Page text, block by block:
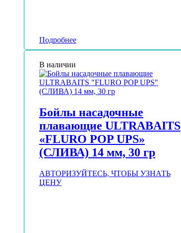
Подробнее
В наличии
Бойлы насадочные
плавающие ULTRABAITS
«FLURO POP UPS»
(СЛИВА) 14 мм, 30 гр
АВТОРИЗУЙТЕСЬ, ЧТОБЫ УЗНАТЬ
ЦЕНУ